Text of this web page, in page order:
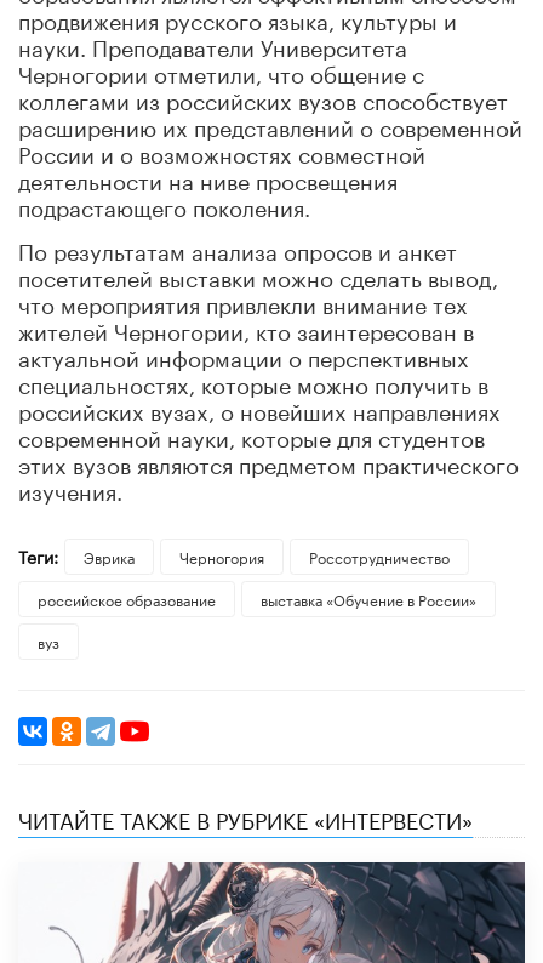
продвижения русского языка, культуры и
науки. Преподаватели Университета
Черногории отметили, что общение с
коллегами из российских вузов способствует
расширению их представлений о современной
России и о возможностях совместной
деятельности на ниве просвещения
подрастающего поколения.
По результатам анализа опросов и анкет
посетителей выставки можно сделать вывод,
что мероприятия привлекли внимание тех
жителей Черногории, кто заинтересован в
актуальной информации о перспективных
специальностях, которые можно получить в
российских вузах, о новейших направлениях
современной науки, которые для студентов
этих вузов являются предметом практического
изучения.
Теги: Эврика Черногория
Россотрудничество
российское образование
выставка «Обучение в России»
вуз
ЧИТАЙТЕ ТАКЖЕ В РУБРИКЕ «ИНТЕРВЕСТИ»